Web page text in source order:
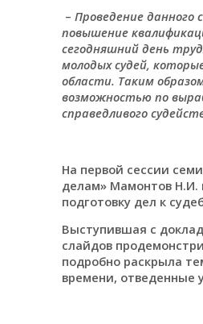
– Проведение данного
повышение
сегодняшний день
молодых судей,
области. Таким
возможностью по
справедливого
На первой сессии
делам» Мамонтов Н.И.
подготовку дел к
Выступившая с
слайдов
подробно раскрыла
времени, отведенные